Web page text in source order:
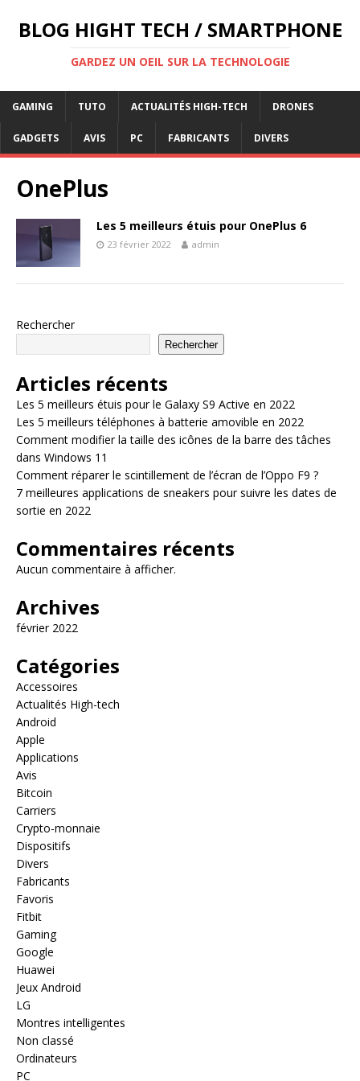
BLOG HIGHT TECH / SMARTPHONE
GARDEZ UN OEIL SUR LA TECHNOLOGIE
GAMING TUTO ACTUALITÉS HIGH-TECH DRONES
GADGETS AVIS PC FABRICANTS DIVERS
OnePlus
Les 5 meilleurs étuis pour OnePlus 6
23 février 2022 admin
Rechercher
Rechercher
Articles récents
Les 5 meilleurs étuis pour le Galaxy S9 Active en 2022
Les 5 meilleurs téléphones à batterie amovible en 2022
Comment modifier la taille des icônes de la barre des tâches
dans Windows 11
Comment réparer le scintillement de l’écran de l’Oppo F9 ?
7 meilleures applications de sneakers pour suivre les dates de
sortie en 2022
Commentaires récents
Aucun commentaire à afficher.
Archives
février 2022
Catégories
Accessoires
Actualités High-tech
Android
Apple
Applications
Avis
Bitcoin
Carriers
Crypto-monnaie
Dispositifs
Divers
Fabricants
Favoris
Fitbit
Gaming
Google
Huawei
Jeux Android
LG
Montres intelligentes
Non classé
Ordinateurs
PC